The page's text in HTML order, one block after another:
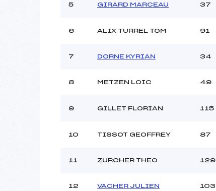
Météo :
Pénalité appliquée :
5 GIRARD MARCEAU 37
6 ALIX TURREL TOM 91
7 DORNE KYRIAN 34
8 METZEN LOIC 49
9 GILLET FLORIAN 115
10 TISSOT GEOFFREY 87
11 ZURCHER THEO 129
12 VACHER JULIEN 103